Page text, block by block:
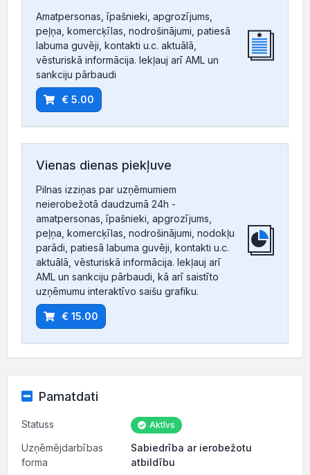
Amatpersonas, īpašnieki, apgrozījums,
peļņa, komercķīlas, nodrošinājumi, patiesā
labuma guvēji, kontakti u.c. aktuālā,
vēsturiskā informācija. Iekļauj arī AML un
sankciju pārbaudi
€ 5.00
Vienas dienas piekļuve
Pilnas izziņas par uzņēmumiem
neierobežotā daudzumā 24h -
amatpersonas, īpašnieki, apgrozījums,
peļņa, komercķīlas, nodrošinājumi, nodokļu
parādi, patiesā labuma guvēji, kontakti u.c.
aktuālā, vēsturiskā informācija. Iekļauj arī
AML un sankciju pārbaudi, kā arī saistīto
uzņēmumu interaktīvo saišu grafiku.
€ 15.00
Pamatdati
Statuss Aktīvs
Uzņēmējdarbības
forma
Sabiedrība ar ierobežotu
atbildību